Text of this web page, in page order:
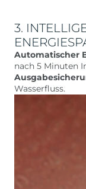
3.
Automatischer
nach 5 Minuten
Wasserfluss.